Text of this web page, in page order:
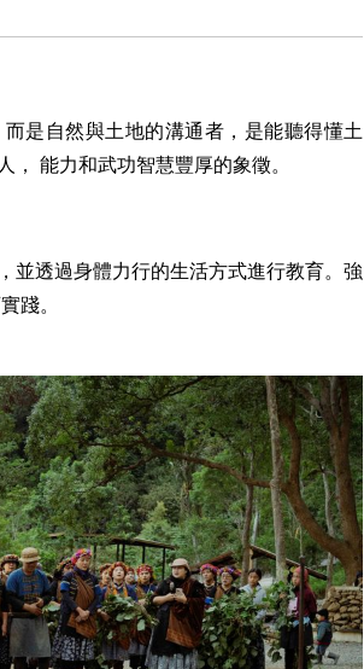
是自然與土地的溝通者，是能聽得懂土
能力和武功智慧豐厚的象徵。
並透過身體力行的生活方式進行教育。強
踐。